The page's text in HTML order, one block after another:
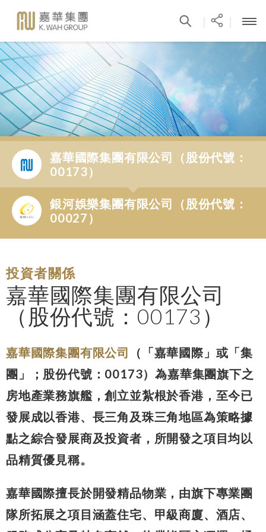
嘉華國際集團有限公司（股份代號：
00173）
銀河娛樂集團有限公司（股份代號：
00027）
投資者關係
嘉華國際集團有限公司
（股份代號：00173）
嘉華國際集團有限公司
（「嘉華國際」或「集
團」；股份代號：00173）為嘉華集團旗下之
房地產業務旗艦，創立並紮根於香港，至今已
發展成以香港、長三角及珠三角地區為策略據
點之綜合發展商及投資者，所開發之項目均以
品精質優見稱。
嘉華國際擅長於開發精品物業，由旗下專業團
隊所拓展之項目涵蓋住宅、甲級商廈、酒店、